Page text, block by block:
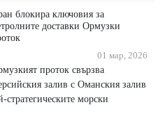
блокира ключовия за
доставки Ормузки
01 мар, 2026
проток свързва
залив с Оманския залив
морски